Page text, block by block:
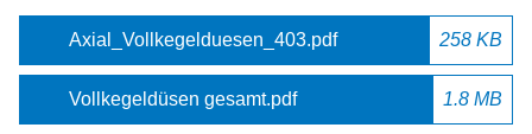
Axial_Vollkegelduesen_403.pdf 258 KB
Vollkegeldüsen gesamt.pdf 1.8 MB